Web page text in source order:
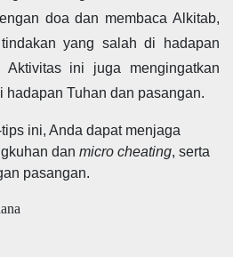
doa dan membaca Alkitab,
yang salah di hadapan
Aktivitas ini juga mengingatkan
hadapan Tuhan dan pasangan.
ini, Anda dapat menjaga
dan micro cheating, serta
pasangan.